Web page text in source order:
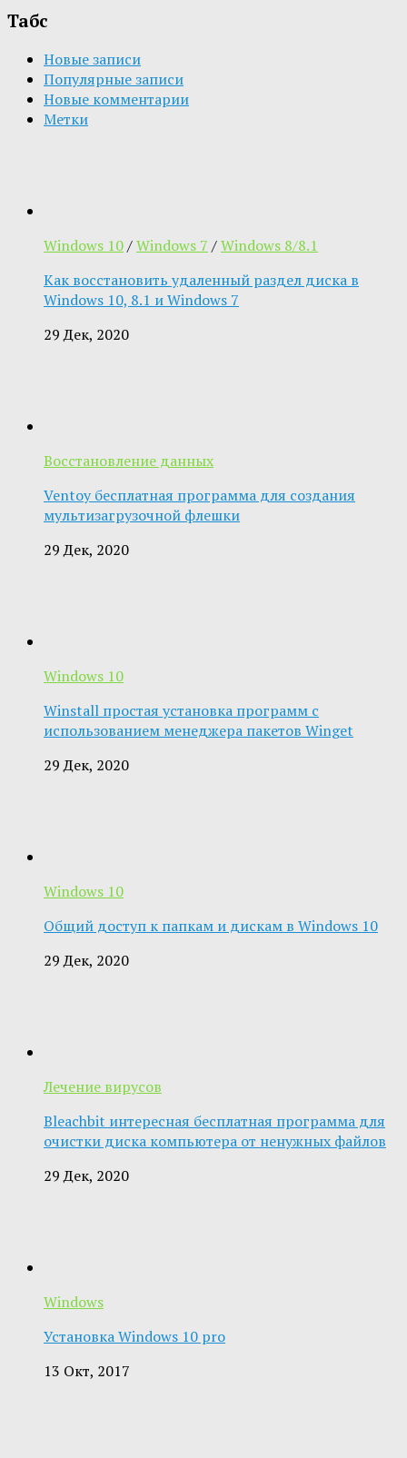
Табс
Новые записи
Популярные записи
Новые комментарии
Метки
Windows 10/Windows 7 /Windows 8/8.1
Как восстановить удаленный раздел диска в
Windows 10, 8.1 и Windows 7
29 Дек, 2020
Восстановление данных
Ventoy бесплатная программа для создания
мультизагрузочной флешки
29 Дек, 2020
Windows 10
Winstall простая установка программ с
использованием менеджера пакетов Winget
29 Дек, 2020
Windows 10
Общий доступ к папкам и дискам в Windows 10
29 Дек, 2020
Лечение вирусов
Bleachbit интересная бесплатная программа для
очистки диска компьютера от ненужных файлов
29 Дек, 2020
Windows
Установка Windows 10 pro
13 Окт, 2017